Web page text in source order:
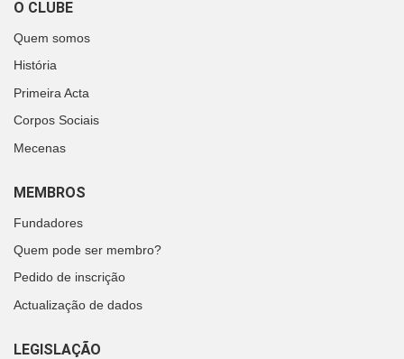
O CLUBE
Quem somos
História
Primeira Acta
Corpos Sociais
Mecenas
MEMBROS
Fundadores
Quem pode ser membro?
Pedido de inscrição
Actualização de dados
LEGISLAÇÃO